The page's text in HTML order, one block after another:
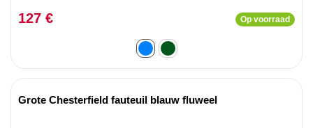
127 € Op voorraad
Grote Chesterfield fauteuil blauw fluweel